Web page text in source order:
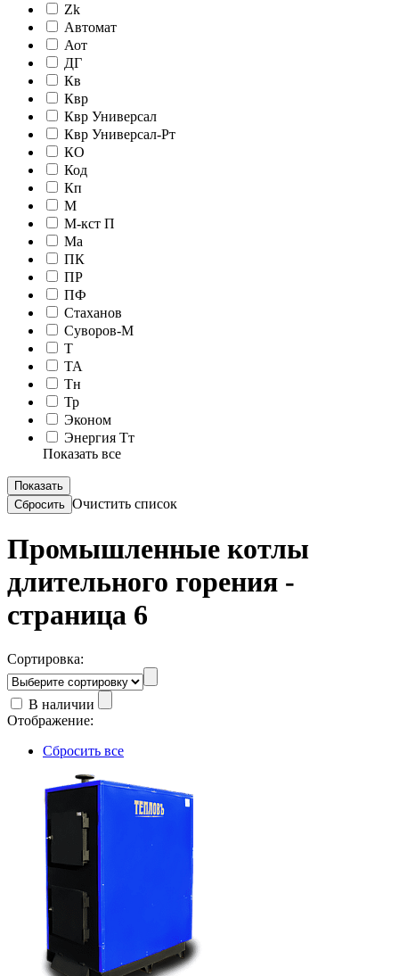
Zk
Автомат
Аот
ДГ
Кв
Квр
Квр Универсал
Квр Универсал-Рт
КО
Код
Кп
М
М-кст П
Ма
ПК
ПР
ПФ
Стаханов
Суворов-М
Т
ТА
Тн
Тр
Эконом
Энергия Тт
Показать все
Очистить список
Промышленные котлы
длительного горения -
страница 6
Сортировка:
В наличии
Отображение:
Сбросить все